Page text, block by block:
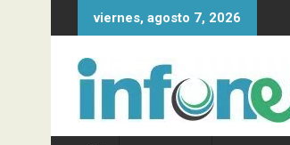
al
viernes, agosto 7, 2026